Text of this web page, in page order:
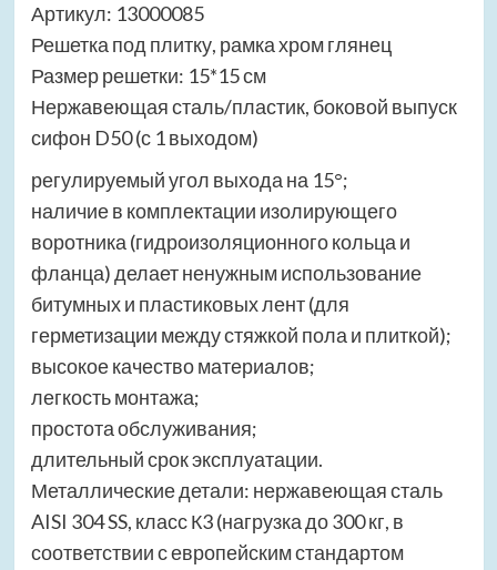
Артикул: 13000085
Решетка под плитку, рамка хром глянец
Размер решетки: 15*15 см
Нержавеющая сталь/пластик, боковой выпуск
сифон D50 (с 1 выходом)
регулируемый угол выхода на 15°;
наличие в комплектации изолирующего
воротника (гидроизоляционного кольца и
фланца) делает ненужным использование
битумных и пластиковых лент (для
герметизации между стяжкой пола и плиткой);
высокое качество материалов;
легкость монтажа;
простота обслуживания;
длительный срок эксплуатации.
Металлические детали: нержавеющая сталь
AISI 304 SS, класс К3 (нагрузка до 300 кг, в
соответствии с европейским стандартом